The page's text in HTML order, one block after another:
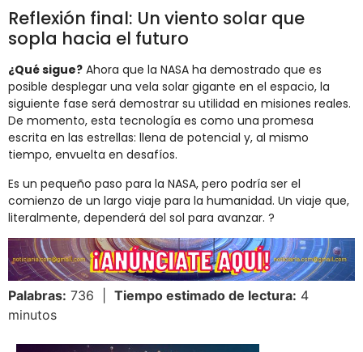
Reflexión final: Un viento solar que
sopla hacia el futuro
¿Qué sigue? Ahora que la NASA ha demostrado que es
posible desplegar una vela solar gigante en el espacio, la
siguiente fase será demostrar su utilidad en misiones reales.
De momento, esta tecnología es como una promesa
escrita en las estrellas: llena de potencial y, al mismo
tiempo, envuelta en desafíos.
Es un pequeño paso para la NASA, pero podría ser el
comienzo de un largo viaje para la humanidad. Un viaje que,
literalmente, dependerá del sol para avanzar. ?
Palabras: 736 | Tiempo estimado de lectura: 4
minutos